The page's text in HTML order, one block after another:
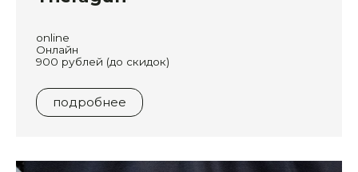
online
Онлайн
900 рублей (до скидок)
подробнее